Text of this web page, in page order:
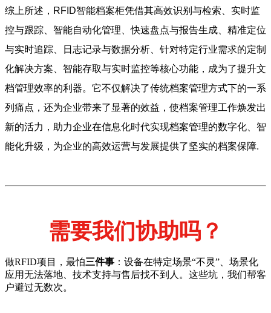
综上所述，RFID智能档案柜凭借其高效识别与检索、实时监
控与跟踪、智能自动化管理、快速盘点与报告生成、精准定位
与实时追踪、日志记录与数据分析、针对特定行业需求的定制
化解决方案、智能存取与实时监控等核心功能，成为了提升文
档管理效率的利器。它不仅解决了传统档案管理方式下的一系
列痛点，还为企业带来了显著的效益，使档案管理工作焕发出
新的活力，助力企业在信息化时代实现档案管理的数字化、智
能化升级，为企业的高效运营与发展提供了坚实的档案保障.
需要我们协助吗？
做RFID项目，最怕三件事 ：设备在特定场景“不灵”、场景化
应用无法落地、技术支持与售后找不到人。这些坑，我们帮客
户避过无数次。